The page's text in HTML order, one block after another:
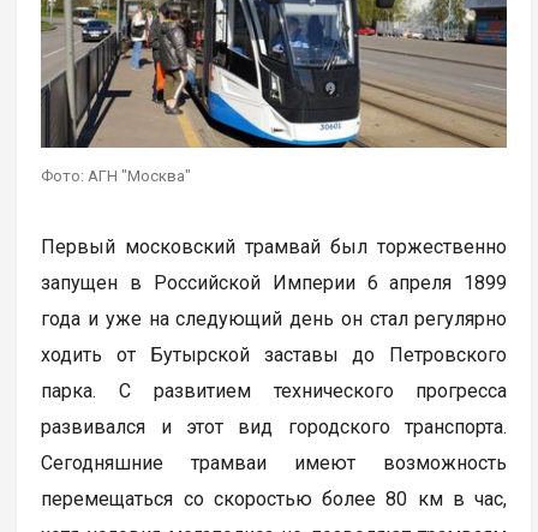
Фото: АГН "Москва"
Первый московский трамвай был торжественно
запущен в Российской Империи 6 апреля 1899
года и уже на следующий день он стал регулярно
ходить от Бутырской заставы до Петровского
парка. С развитием технического прогресса
развивался и этот вид городского транспорта.
Сегодняшние трамваи имеют возможность
перемещаться со скоростью более 80 км в час,